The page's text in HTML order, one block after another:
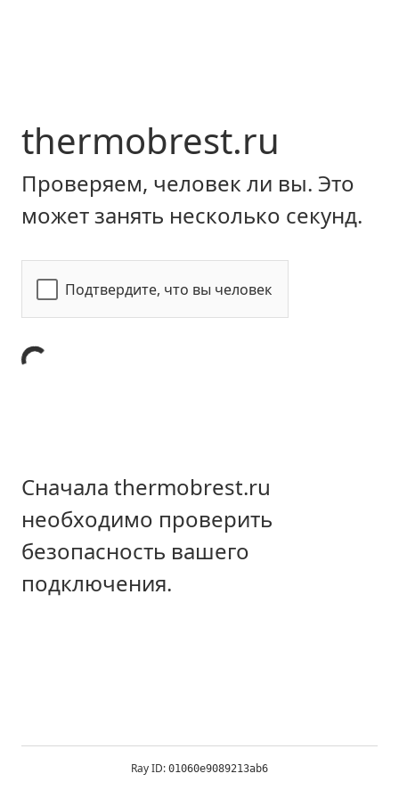
thermobrest.ru
Проверяем, человек ли вы. Это
может занять несколько секунд.
Подтвердите, что вы человек
Сначала thermobrest.ru
необходимо проверить
безопасность вашего
подключения.
Ray ID: 01060e9089213ab6